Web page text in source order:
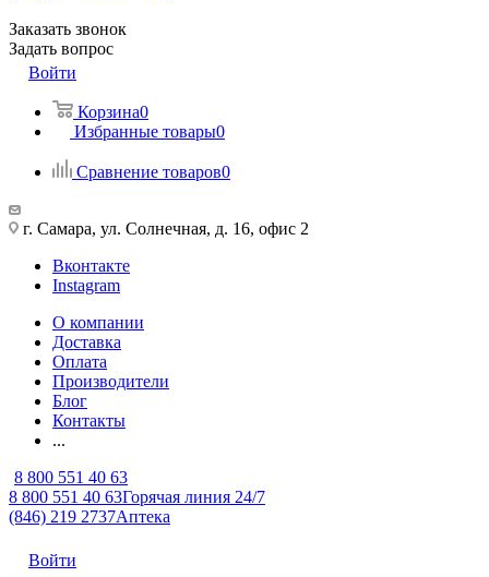
Заказать звонок
Задать вопрос
Войти
Корзина0
Избранные товары0
Сравнение товаров0
г. Самара, ул. Солнечная, д. 16, офис 2
Вконтакте
Instagram
О компании
Доставка
Оплата
Производители
Блог
Контакты
...
8 800 551 40 63
8 800 551 40 63Горячая линия 24/7
(846) 219 2737Аптека
Войти